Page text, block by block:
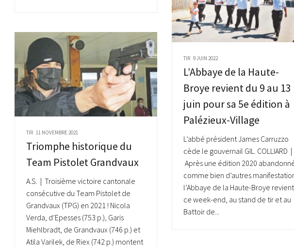
TIR 9 JUIN 2022
L’Abbaye de la Haute-
Broye revient du 9 au 13
juin pour sa 5e édition à
Palézieux-Village
L’abbé président James Carruzzo
cède le gouvernail GIL. COLLIARD |
Après une édition 2020
comme bien d’autres
l’Abbaye de la Haute-Broye revient
ce week-end, au stand de tir et au
Battoir de...
TIR 11 NOVEMBRE 2021
Triomphe historique du
Team Pistolet Grandvaux
A.S. | Troisième victoire cantonale
consécutive du Team Pistolet de
Grandvaux (TPG) en 2021 ! Nicola
Verda, d’Epesses (753 p.), Garis
Miehlbradt, de Grandvaux (746 p.) et
Atila Varilek, de Riex (742 p.) montent